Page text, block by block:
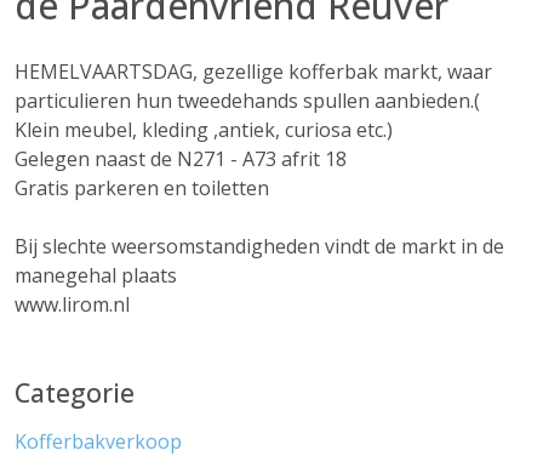
HEMELVAARTSDAG, gezellige kofferbak markt, waar
particulieren hun tweedehands spullen aanbieden.(
Klein meubel, kleding ,antiek, curiosa etc.)
Gelegen naast de N271 - A73 afrit 18
Gratis parkeren en toiletten
Bij slechte weersomstandigheden vindt de markt in de
manegehal plaats
www.lirom.nl
Categorie
Kofferbakverkoop